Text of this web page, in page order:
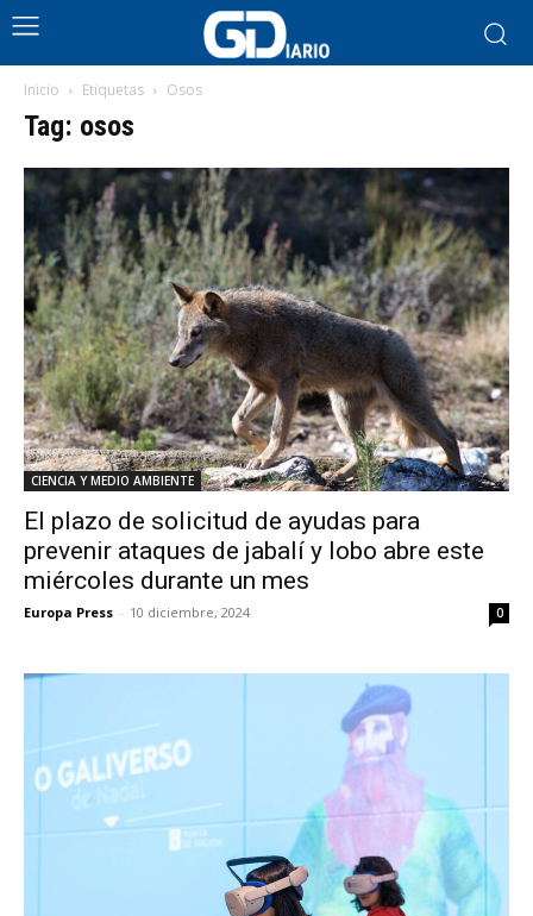
Inicio Etiquetas Osos
Tag: osos
CIENCIA Y MEDIO AMBIENTE
El plazo de solicitud de ayudas para
prevenir ataques de jabalí y lobo abre este
miércoles durante un mes
Europa Press - 10 diciembre, 2024 0